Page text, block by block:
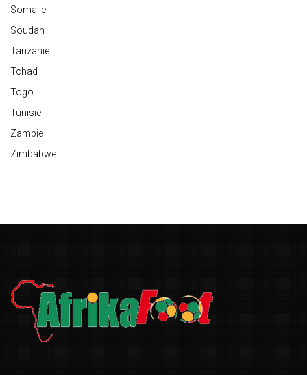
Somalie
Soudan
Tanzanie
Tchad
Togo
Tunisie
Zambie
Zimbabwe